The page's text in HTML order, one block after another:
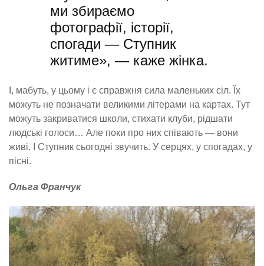
ми збираємо
фотографії, історії,
спогади — Ступник
житиме», — каже жінка.
І, мабуть, у цьому і є справжня сила маленьких сіл. Їх
можуть не позначати великими літерами на картах. Тут
можуть закриватися школи, стихати клуби, рідшати
людські голоси… Але поки про них співають — вони
живі. І Ступник сьогодні звучить. У серцях, у спогадах, у
пісні.
Ольга Франчук